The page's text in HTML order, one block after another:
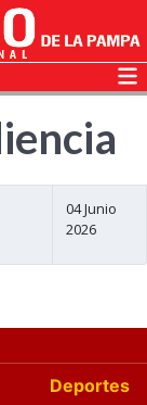
04 Junio
2026
Deportes